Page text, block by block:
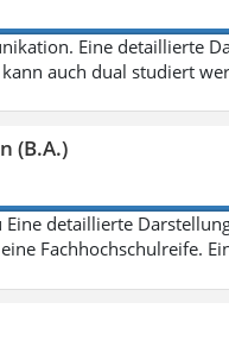
Eine detaillierte
auch dual studiert
(B.A.)
Eine detaillierte
Fachhochschulreife.